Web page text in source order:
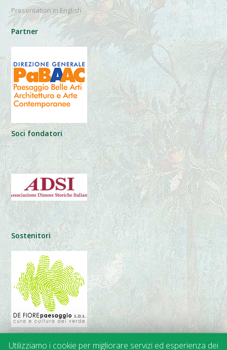
Presentation in English
Partner
Soci fondatori
Sostenitori
Utilizziamo i cookie per migliorare servizi ed esperienza dei